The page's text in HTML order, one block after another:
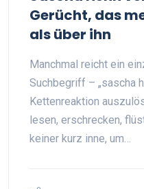
Gerücht, das
als über ihn
Manchmal reicht ein
Suchbegriff – „sascha
Kettenreaktion
lesen, erschrecken,
keiner kurz inne, um…